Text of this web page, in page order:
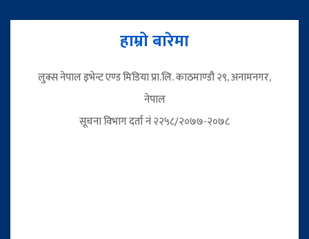
हाम्रो बारेमा
लुक्स नेपाल इभेन्ट एण्ड मिडिया प्रा.लि. काठमाण्डौ २९, अनामनगर,
नेपाल
सूचना विभाग दर्ता नं २२५८/२०७७-२०७८